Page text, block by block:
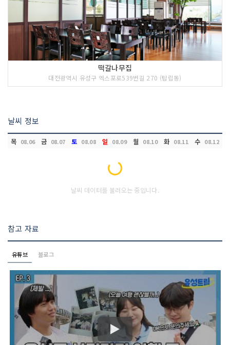
떡갈나무집
대전광역시 유성구 엑스포로539번길 270 (탑립동)
날씨 정보
목 08.06 금 08.07 토 08.08 일 08.09 월 08.10 화 08.11 수 08.12
Loading...
날씨 데이터를 불러오는 중입니다.
참고 자료
유튜브 블로그